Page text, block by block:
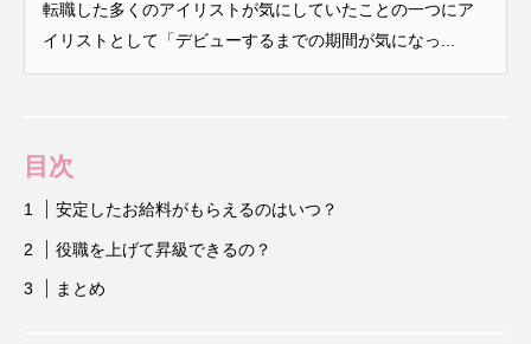
転職した多くのアイリストが気にしていたことの一つにア
イリストとして「デビューするまでの期間が気になっ...
目次
安定したお給料がもらえるのはいつ？
役職を上げて昇級できるの？
まとめ